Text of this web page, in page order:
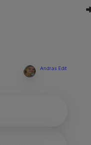
Andras Edit